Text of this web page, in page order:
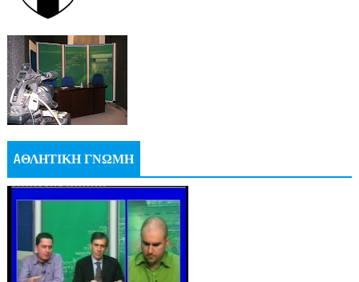
AΘΛΗΤΙΚΗ ΓΝΩΜΗ